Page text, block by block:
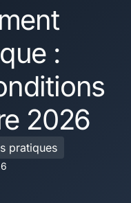
:
2026
pratiques